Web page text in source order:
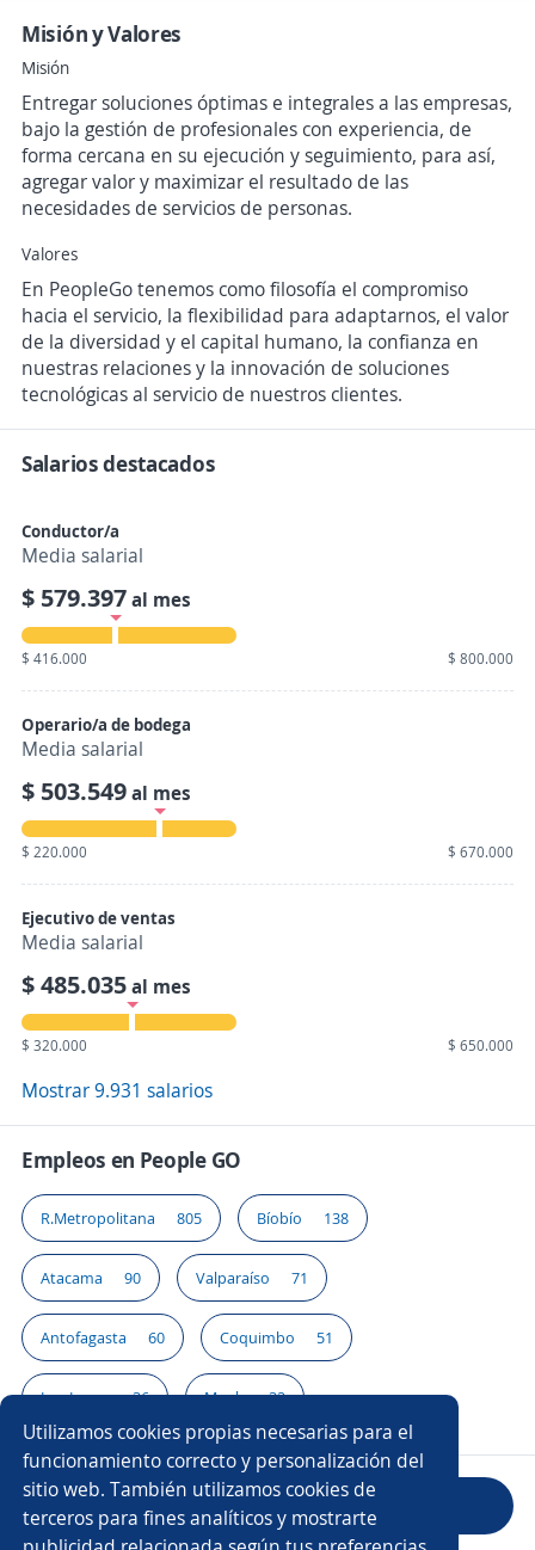
Utilizamos cookies propias necesarias para el
funcionamiento correcto y personalización del
sitio web. También utilizamos cookies de
terceros para fines analíticos y mostrarte
Misión y Valores
Misión
Entregar soluciones óptimas e integrales a las empresas,
bajo la gestión de profesionales con experiencia, de
forma cercana en su ejecución y seguimiento, para así,
agregar valor y maximizar el resultado de las
necesidades de servicios de personas.
Valores
En PeopleGo tenemos como filosofía el compromiso
hacia el servicio, la flexibilidad para adaptarnos, el valor
de la diversidad y el capital humano, la confianza en
nuestras relaciones y la innovación de soluciones
tecnológicas al servicio de nuestros clientes.
Salarios destacados
Conductor/a
Media salarial
$ 579.397al mes
$ 416.000 $ 800.000
Operario/a de bodega
Media salarial
$ 503.549al mes
$ 220.000 $ 670.000
Ejecutivo de ventas
Media salarial
$ 485.035al mes
$ 320.000 $ 650.000
Mostrar 9.931 salarios
Empleos en People GO
R.Metropolitana 805 Bíobío 138
Atacama 90 Valparaíso 71
Antofagasta 60 Coquimbo 51
Los Lagos 36 Maule 32
Evaluar empresa